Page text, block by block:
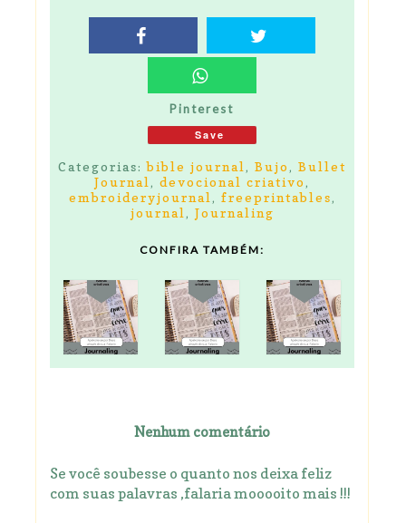
Pinterest
Save
Categorias:bible journal , Bujo , Bullet
Journal , devocional criativo ,
embroideryjournal , freeprintables,
journal , Journaling
CONFIRA TAMBÉM:
Nenhum comentário
Se você soubesse o quanto nos deixa feliz
com suas palavras ,falaria mooooito mais !!!